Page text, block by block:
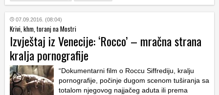
07.09.2016. (08:04)
Krivi, khm, toranj na Mostri
Izvještaj iz Venecije: ‘Rocco’ – mračna strana
kralja pornografije
“Dokumentarni film o Roccu Siffrediju, kralju
pornografije, počinje dugom scenom tuširanja sa
totalom njegovog najjačeg aduta ili prema